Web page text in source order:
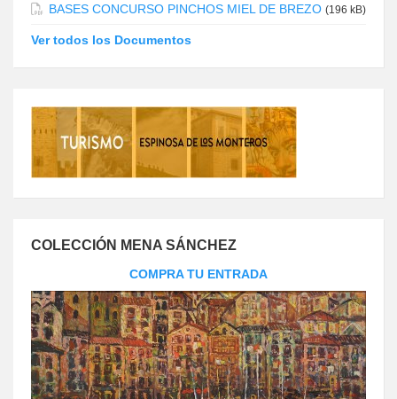
BASES CONCURSO PINCHOS MIEL DE BREZO (196 kB)
Ver todos los Documentos
COLECCIÓN MENA SÁNCHEZ
COMPRA TU ENTRADA